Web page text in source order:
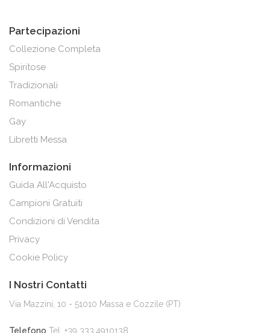
Partecipazioni
Collezione Completa
Spiritose
Tradizionali
Romantiche
Gay
Libretti Messa
Informazioni
Guida All'Acquisto
Campioni Gratuiti
Condizioni di Vendita
Privacy
Cookie Policy
I Nostri Contatti
Via Mazzini, 10 - 51010 Massa e Cozzile (PT)
Telefono Tel. +39 333.4910138